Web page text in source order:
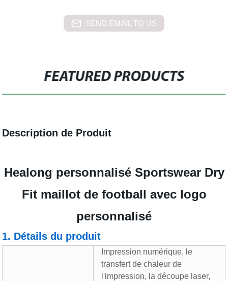
SEND EMAIL TO US
FEATURED PRODUCTS
Description de Produit
Healong personnalisé Sportswear Dry
Fit maillot de football avec logo
personnalisé
1. Détails du produit
Impression numérique, le
transfert de chaleur de
l'impression, la découpe laser,